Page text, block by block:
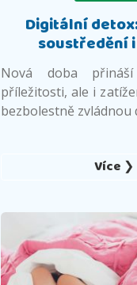
Digitální
soustředění
Nová doba
příležitosti, ale i
bezbolestně zvládnou
Více ❯